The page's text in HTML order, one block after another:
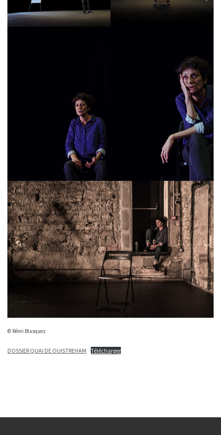
© Rémi Blasquez
DOSSIER QUAI DE OUISTREHAM Télécharger